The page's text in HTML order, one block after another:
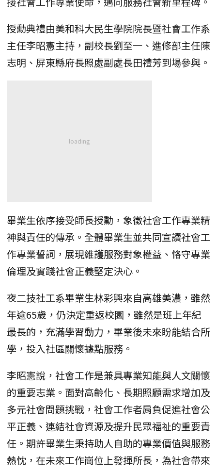
授勳典禮由美和科大民生學院院長暨社會工作系
主任李昭憲主持，副校長劉至一、進修部主任陳
志明、屏東縣府長照處副處長田禮芳到場參與。
畢業生依序接受師長授勳，象徵社會工作專業精
神與責任的傳承。全體畢業生並共同宣讀社會工
作專業誓詞，展現維護服務對象權益、恪守專業
倫理及實踐社會正義堅定決心。
夜二技社工系畢業生林彩興來自高雄美濃，雖然
年逾65歲，仍決定重返校園，雖然是班上年紀
最長的，充滿學習動力，畢業後未來盼能結合所
學，投入社區關懷據點服務。
李昭憲說，社會工作是兼具專業知能與人文關懷
的重要志業。面對高齡化、長期照顧需求增加及
多元社會問題挑戰，社會工作者肩負促進社會公
平正義、連結社會資源及提升民眾福祉的重要責
任。期許畢業生秉持助人自助的專業價值與服務
熱忱，在未來工作崗位上發揮所長，為社會帶來